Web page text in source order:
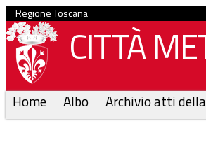
Regione Toscana
CITTÀ
Home Albo Archivio atti